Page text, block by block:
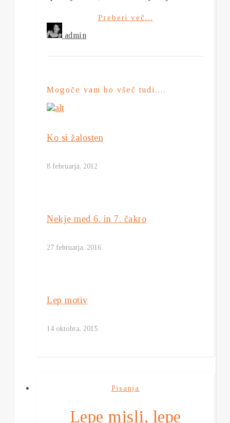
Preberi več...
admin
Mogoče vam bo všeč tudi....
Ko si žalosten
8 februarja, 2012
Nekje med 6. in 7. čakro
27 februarja, 2016
Lep motiv
14 oktobra, 2015
Pisanja
Lepe misli, lepe